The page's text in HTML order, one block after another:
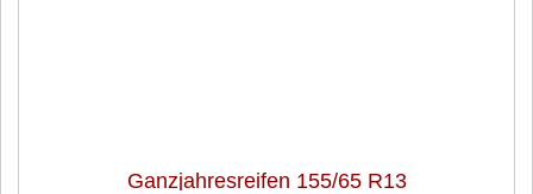
Ganzjahresreifen 155/65 R13